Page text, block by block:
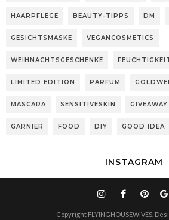
HAARPFLEGE BEAUTY-TIPPS DM
GESICHTSMASKE VEGANCOSMETICS
WEIHNACHTSGESCHENKE
LIMITED EDITION PARFUM
MASCARA SENSITIVESKIN GIVEAWAY
GARNIER FOOD DIY GOOD IDEA
INSTAGRAM
Copyright FLYINGHOUSEWIVES .